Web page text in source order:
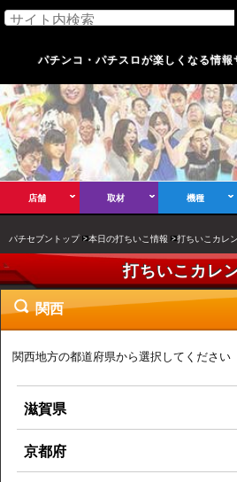
パチンコ・パチスロが楽しくなる情報
店舗 取材 機種
パチセブントップ 本日の打ちいこ情報 打ちいこカレ
打ちいこカレ
関西
関西地方の都道府県から選択してください
滋賀県
京都府